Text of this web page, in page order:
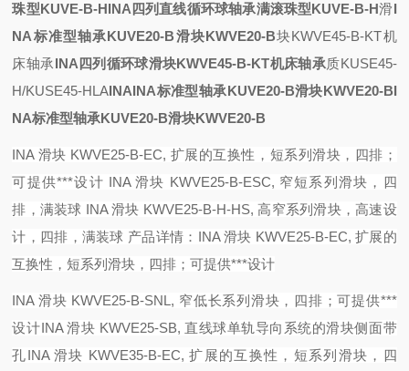
珠型KUVE-B-HINA四列直线循环球轴承满滚珠型KUVE-B-H滑I
NA标准型轴承KUVE20-B滑块KWVE20-B块KWVE45-B-KT机
床轴承INA四列循环球滑块KWVE45-B-KT机床轴承质KUSE45-
H/KUSE45-HLAINAINA标准型轴承KUVE20-B滑块KWVE20-BI
NA标准型轴承KUVE20-B滑块KWVE20-B
INA 滑块 KWVE25-B-EC, 扩展的互换性，短系列滑块，四排；
可提供***设计 INA 滑块 KWVE25-B-ESC, 窄短系列滑块，四
排，满装球 INA 滑块 KWVE25-B-H-HS, 高窄系列滑块，高速设
计，四排，满装球 产品详情： INA 滑块 KWVE25-B-EC, 扩展的
互换性，短系列滑块，四排；可提供***设计
INA 滑块 KWVE25-B-SNL, 窄低长系列滑块，四排；可提供***
设计INA 滑块 KWVE25-SB, 直线球单轨导向系统的滑块侧面带
孔INA 滑块 KWVE35-B-EC, 扩展的互换性，短系列滑块，四